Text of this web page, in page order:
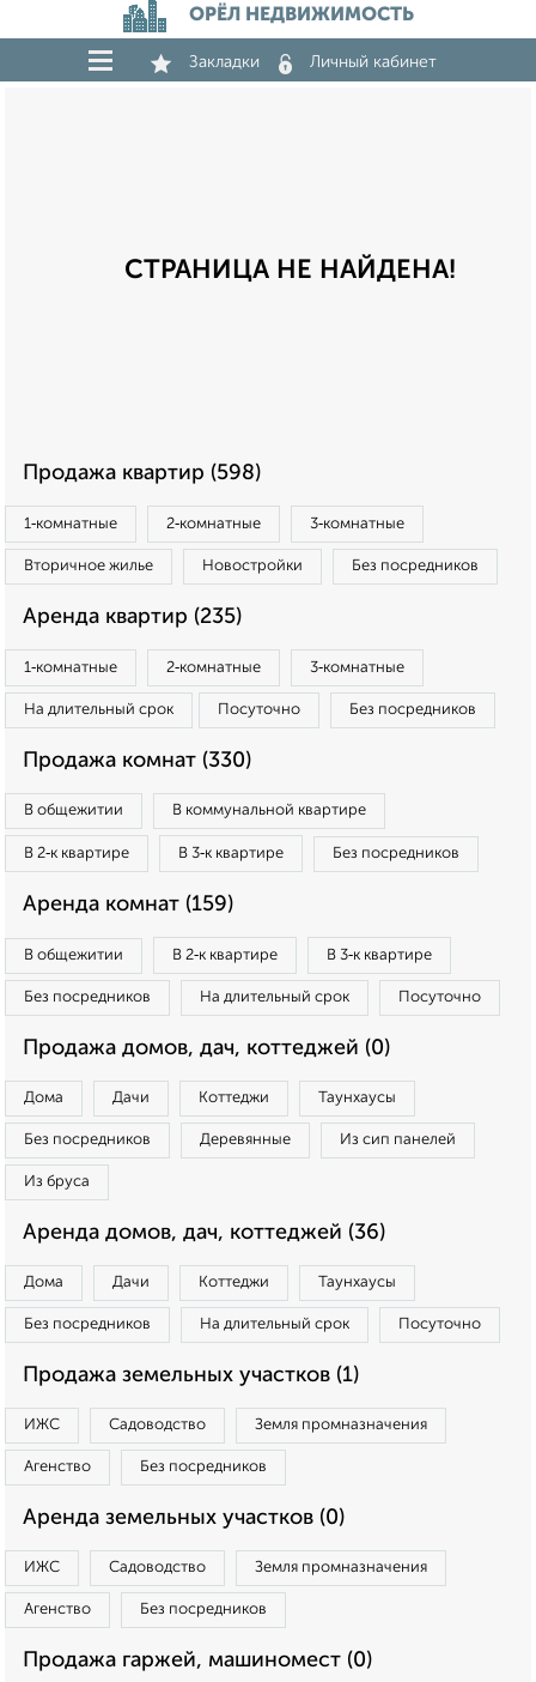
ОРЁЛ НЕДВИЖИМОСТЬ
Закладки Личный кабинет
СТРАНИЦА НЕ НАЙДЕНА!
Продажа квартир (598)
1‑комнатные 2‑комнатные 3‑комнатные
Вторичное жилье Новостройки Без посредников
Аренда квартир (235)
1‑комнатные 2‑комнатные 3‑комнатные
На длительный срок Посуточно Без посредников
Продажа комнат (330)
В общежитии В коммунальной квартире
В 2‑к квартире В 3‑к квартире Без посредников
Аренда комнат (159)
В общежитии В 2‑к квартире В 3‑к квартире
Без посредников На длительный срок Посуточно
Продажа домов, дач, коттеджей (0)
Дома Дачи Коттеджи Таунхаусы
Без посредников Деревянные Из сип панелей
Из бруса
Аренда домов, дач, коттеджей (36)
Дома Дачи Коттеджи Таунхаусы
Без посредников На длительный срок Посуточно
Продажа земельных участков (1)
ИЖС Садоводство Земля промназначения
Агенство Без посредников
Аренда земельных участков (0)
ИЖС Садоводство Земля промназначения
Агенство Без посредников
Продажа гаржей, машиномест (0)